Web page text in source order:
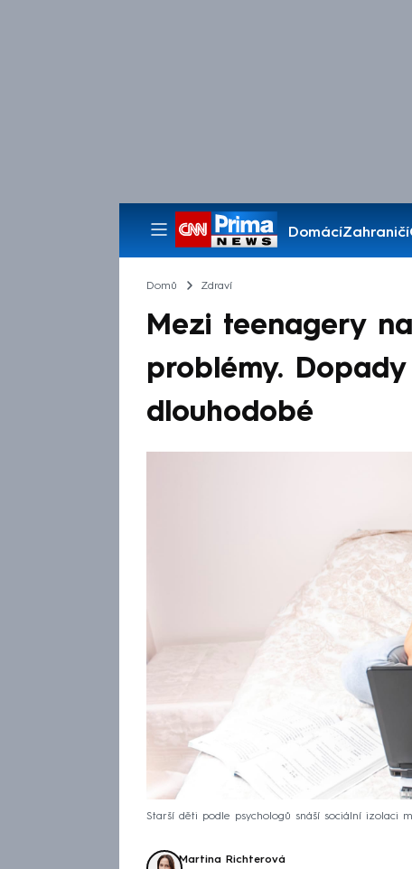
DomácíZahraničí
Pořady
Domů Zdraví
Mezi teenagery
problémy.
dlouhodobé
Starší děti podle psychologů snáší sociální izolaci
Martina Richterová